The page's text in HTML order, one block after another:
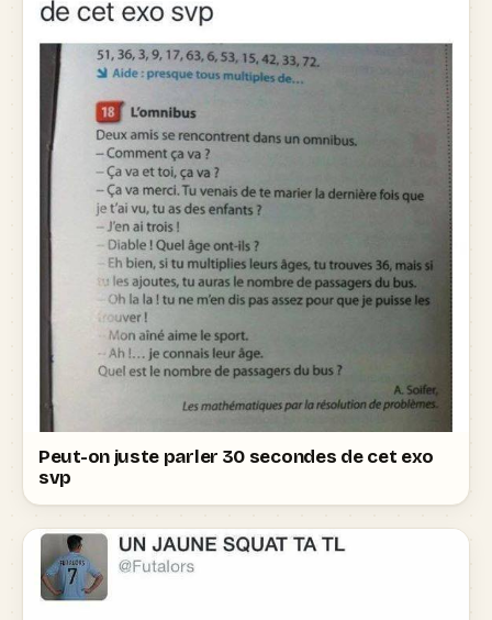
Peut-on juste parler 30 secondes de cet exo
svp